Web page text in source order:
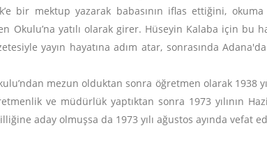
bir mektup yazarak babasının iflas ettiğini, okuma
Okulu’na yatılı olarak girer. Hüseyin Kalaba için bu
yayın hayatına adım atar, sonrasında
mezun olduktan sonra öğretmen olarak 1938
ve müdürlük yaptıktan sonra 1973 yılının
aday olmuşsa da 1973 yılı ağustos ayında vefat